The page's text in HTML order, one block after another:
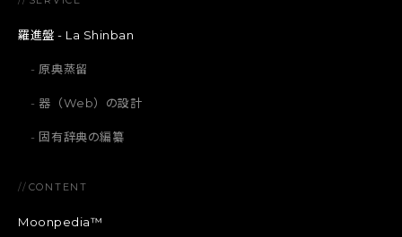
羅進盤 - La Shinban
原典蒸留
器（Web）の設計
固有辞典の編纂
// CONTENT
Moonpedia™